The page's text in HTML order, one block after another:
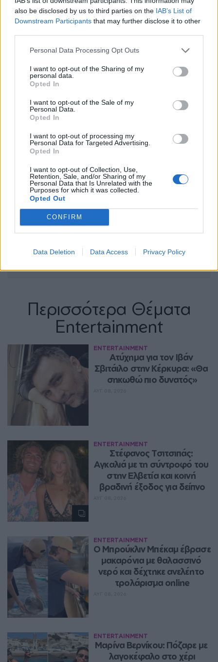
also be disclosed by us to third parties on the IAB’s List of
Downstream Participants that may further disclose it to other
Personal Data Processing Opt Outs
I want to opt-out of the Sharing of my
personal data.
Opted In
I want to opt-out of the Sale of my
Personal Data.
Opted In
I want to opt-out of processing my
Personal Data for Targeted Advertising.
Opted In
I want to opt-out of Collection, Use,
Retention, Sale, and/or Sharing of my
Personal Data that Is Unrelated with the
Purposes for which it was collected.
Opted Out
CONFIRM
Data Deletion Data Access Privacy Policy
Ακολουθήστε το Pink.gr και στοInstagram
ΔΙΑΦΗΜΙΣΗ
Περισσότερα Θέματα
Entertainment
ENTERTAINMENT
Ατύχημα για τον Ιβάν
Σβιτάιλο στην Κέρκυρα: «Θα
σηκωθώ πιο δυνατός»
ENTERTAINMENT
Στέφανος Τσιτσιπάς:
Αγκαλιά με τη σύντροφό του
στην Ελβετία και κοινή
βραδινή έξοδος για δείπνο
ENTERTAINMENT
Ο Μπρούκλιν Μπέκαμ έβρασε
μακαρόνια με θαλασσινό
νερό και δέχτηκε ανελέητο
τρολάρισμα online
ENTERTAINMENT
Μαρίνα Βερνίκου: Πόζαρε με
λαγοκέφαλο στο χέρι